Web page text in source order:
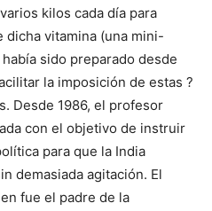
kilos cada día para
vitamina (una mini-
sido preparado desde
la imposición de estas ?
Desde 1986, el profesor
con el objetivo de instruir
para que la India
demasiada agitación. El
fue el padre de la